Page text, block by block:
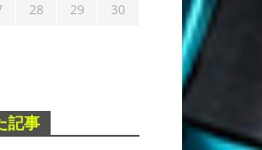
28 29
30
記事